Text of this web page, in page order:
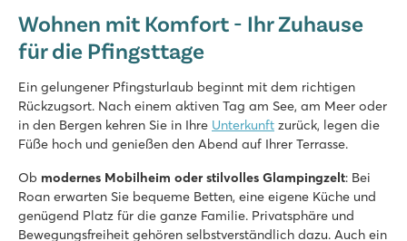
★ ★ ★ ★
Hallen- und Freibad und neuer Wasserspielplatz im Jahr 2026
Vielfältiges Animationsprogramm für Jung & Alt
Großartiger Sternecamping auf der Veluwe
Mayotte Vacances
Mayotte Vacances
Frankreich - Südfrankreich - Les Landes - Biscarrosse
★ ★ ★ ★
Wohnen mit Komfort - Ihr Zuhause
für die Pfingsttage
Ein gelungener Pfingsturlaub beginnt mit dem richtigen
Rückzugsort. Nach einem aktiven Tag am See, am Meer oder
in den Bergen kehren Sie in Ihre Unterkunft zurück, legen die
Füße hoch und genießen den Abend auf Ihrer Terrasse.
Ob modernes Mobilheim oder stilvolles Glampingzelt: Bei
Roan erwarten Sie bequeme Betten, eine eigene Küche und
genügend Platz für die ganze Familie. Privatsphäre und
Bewegungsfreiheit gehören selbstverständlich dazu. Auch ein